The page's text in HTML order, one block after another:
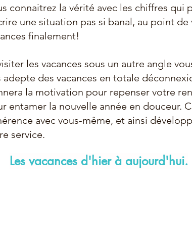
connaitrez la vérité avec les chiffres
une situation pas si banal, au point
finalement!
les vacances sous un autre angle
adepte des vacances en totale
la motivation pour repenser votre
entamer la nouvelle année en douceur.
avec vous-même, et ainsi
service.
Les vacances d'hier à aujourd'hui.